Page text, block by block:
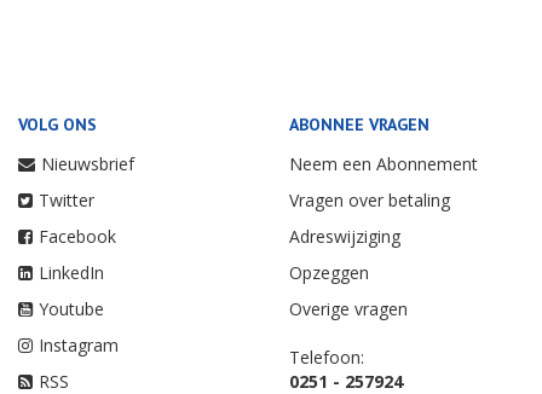
VOLG ONS
Nieuwsbrief
Twitter
Facebook
LinkedIn
Youtube
Instagram
RSS
ABONNEE VRAGEN
Neem een Abonnement
Vragen over betaling
Adreswijziging
Opzeggen
Overige vragen
Telefoon:
0251 - 257924